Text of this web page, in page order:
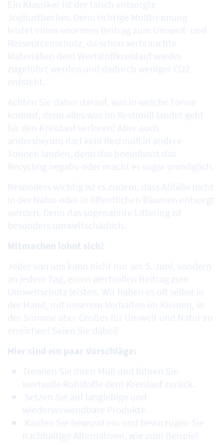
Ein Klassiker ist der falsch entsorgte
Joghurtbecher. Denn richtige Mülltrennung
leistet einen enormen Beitrag zum Umwelt- und
Ressourcenschutz, da schon verbrauchte
Materialien dem Wertstoffkreislauf wieder
zugeführt werden und dadurch weniger CO2
entsteht.
Achten Sie daher darauf, was in welche Tonne
kommt, denn alles was im Restmüll landet geht
für den Kreislauf verloren! Aber auch
andersherum darf kein Restmüll in andere
Tonnen landen, denn das beeinflusst das
Recycling negativ oder macht es sogar unmöglich.
Besonders wichtig ist es zudem, dass Abfälle nicht
in der Natur oder in öffentlichen Räumen entsorgt
werden. Denn das sogenannte Littering ist
besonders umweltschädlich.
Mitmachen lohnt sich!
Jeder von uns kann nicht nur am 5. Juni, sondern
an jedem Tag, einen wertvollen Beitrag zum
Umweltschutz leisten. Wir haben es oft selbst in
der Hand, mit unserem Verhalten im Kleinen, in
der Summe aber Großes für Umwelt und Natur zu
erreichen! Seien Sie dabei!
Hier sind ein paar Vorschläge:
Trennen Sie Ihren Müll und führen Sie
wertvolle Rohstoffe dem Kreislauf zurück.
Setzen Sie auf langlebige und
wiederverwendbare Produkte.
Kaufen Sie bewusst ein und bevorzugen Sie
nachhaltige Alternativen, wie zum Beispiel